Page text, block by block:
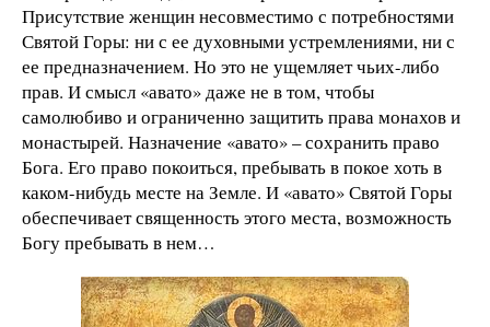
Присутствие женщин несовместимо с потребностями
Святой Горы: ни с ее духовными устремлениями, ни с
ее предназначением. Но это не ущемляет чьих-либо
прав. И смысл «авато» даже не в том, чтобы
самолюбиво и ограниченно защитить права монахов и
монастырей. Назначение «авато» – сохранить право
Бога. Его право покоиться, пребывать в покое хоть в
каком-нибудь месте на Земле. И «авато» Святой Горы
обеспечивает священность этого места, возможность
Богу пребывать в нем…